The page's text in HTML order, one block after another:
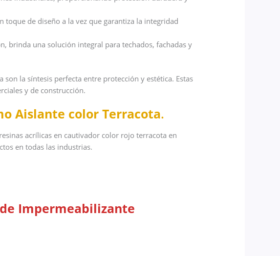
toque de diseño a la vez que garantiza la integridad
brinda una solución integral para techados, fachadas y
la síntesis perfecta entre protección y estética. Estas
y de construcción.
Aislante color Terracota.
acrílicas en cautivador color rojo terracota en
en todas las industrias.
Impermeabilizante